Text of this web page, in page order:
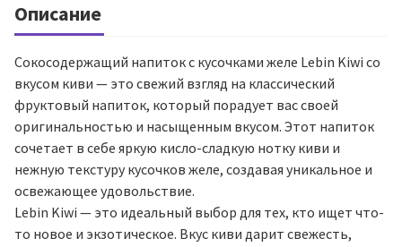
Описание
Сокосодержащий напиток с кусочками желе Lebin Kiwi со
вкусом киви — это свежий взгляд на классический
фруктовый напиток, который порадует вас своей
оригинальностью и насыщенным вкусом. Этот напиток
сочетает в себе яркую кисло-сладкую нотку киви и
нежную текстуру кусочков желе, создавая уникальное и
освежающее удовольствие.
Lebin Kiwi — это идеальный выбор для тех, кто ищет что-
то новое и экзотическое. Вкус киви дарит свежесть,